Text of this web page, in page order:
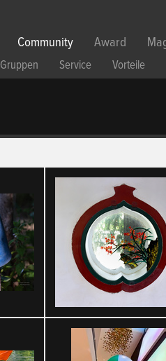
Community Award
Gruppen Service Vorteile